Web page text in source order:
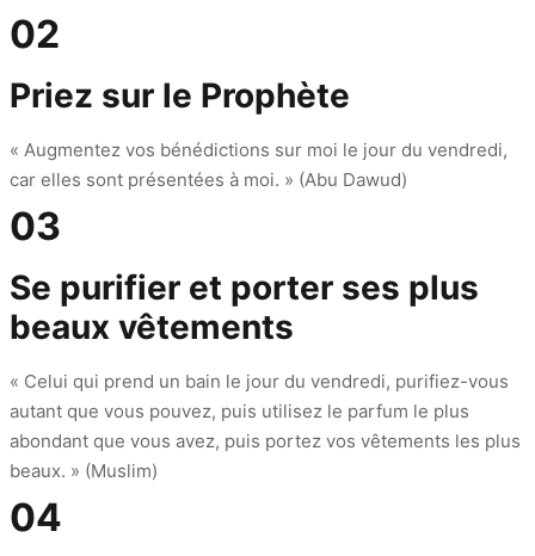
02
Priez sur le Prophète
« Augmentez vos bénédictions sur moi le jour du vendredi,
car elles sont présentées à moi. » (Abu Dawud)
03
Se purifier et porter ses plus
beaux vêtements
« Celui qui prend un bain le jour du vendredi, purifiez-vous
autant que vous pouvez, puis utilisez le parfum le plus
abondant que vous avez, puis portez vos vêtements les plus
beaux. » (Muslim)
04